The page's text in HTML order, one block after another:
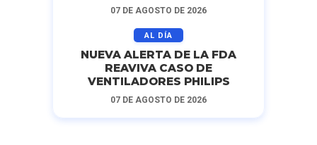
07 DE AGOSTO DE 2026
AL DÍA
NUEVA ALERTA DE LA FDA
REAVIVA CASO DE
VENTILADORES PHILIPS
07 DE AGOSTO DE 2026